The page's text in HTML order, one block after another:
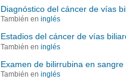
Diagnóstico del cáncer de vías
También en inglés
Estadios del cáncer de vías
También en inglés
Examen de bilirrubina en sangre
También en inglés